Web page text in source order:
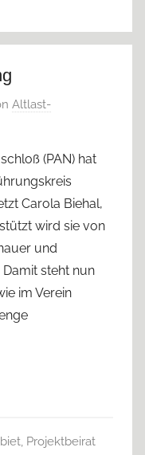
Altlast-
(PAN) hat
Carola Biehal,
wird sie von
und
steht nun
im Verein
, Projektbeirat